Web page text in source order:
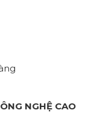
NGHỆ CAO